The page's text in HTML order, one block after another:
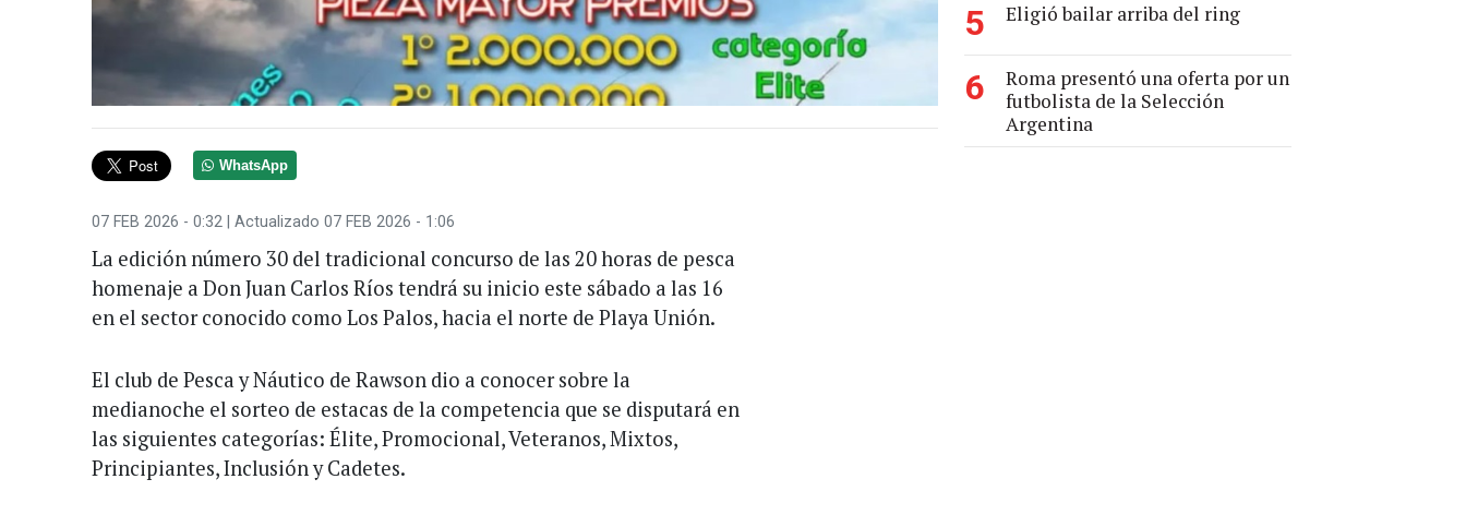
WhatsApp
07 FEB 2026 - 0:32 | Actualizado 07 FEB 2026 - 1:06
La edición número 30 del tradicional concurso de las 20 horas de pesca
homenaje a Don Juan Carlos Ríos tendrá su inicio este sábado a las 16
en el sector conocido como Los Palos, hacia el norte de Playa Unión.
El club de Pesca y Náutico de Rawson dio a conocer sobre la
medianoche el sorteo de estacas de la competencia que se disputará en
las siguientes categorías: Élite, Promocional, Veteranos, Mixtos,
Principiantes, Inclusión y Cadetes.
5 Eligió bailar arriba del ring
6
Roma presentó una oferta por un
futbolista de la Selección
Argentina